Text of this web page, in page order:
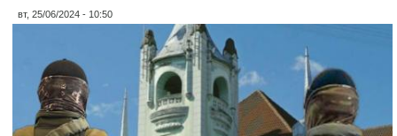
вт, 25/06/2024 - 10:50